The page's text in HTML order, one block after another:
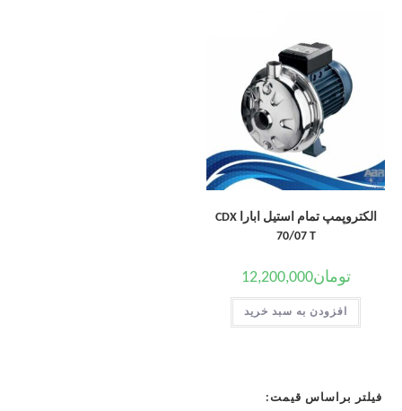
الکتروپمپ تمام استیل ابارا CDX
70/07 T
تومان12,200,000
افزودن به سبد خرید
فیلتر براساس قیمت: